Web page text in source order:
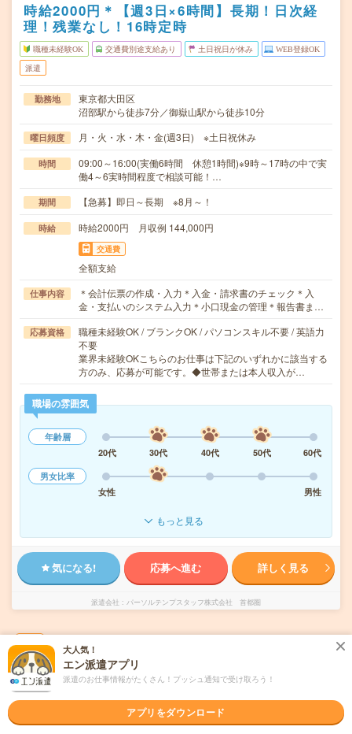
時給2000円＊【週3日×6時間】長期！日次経
理！残業なし！16時定時
職種未経験OK 交通費別途支給あり 土日祝日が休み WEB登録OK
派遣
勤務地
東京都大田区
沼部駅から徒歩7分／御嶽山駅から徒歩10分
曜日頻度 月・火・水・木・金(週3日) ※土日祝休み
時間
09:00～16:00(実働6時間 休憩1時間)※9時～17時の中で実
働4～6実時間程度で相談可能！…
期間 【急募】即日～長期 ※8月～！
時給 時給2000円 月収例 144,000円
交通費
全額支給
仕事内容
＊会計伝票の作成・入力＊入金・請求書のチェック＊入
金・支払いのシステム入力＊小口現金の管理＊報告書ま…
応募資格
職種未経験OK / ブランクOK / パソコンスキル不要 / 英語力
不要
業界未経験OKこちらのお仕事は下記のいずれかに該当する
方のみ、応募が可能です。◆世帯または本人収入が…
職場の雰囲気
年齢層
20代
30代 40代 50代
60代
男女比率
女性
男性
もっと見る
気になる! 応募へ進む 詳しく見る
派遣会社 パーソルテンプスタッフ株式会社 首都圏
1800円＊在宅あり！穏やか環境！経理＆サポ
ート事務！経理未経験もOK
土日祝日が休み 在宅・リモート
大人気！
エン派遣アプリ
派遣のお仕事情報がたくさん！プッシュ通知で受け取ろう！
アプリをダウンロード